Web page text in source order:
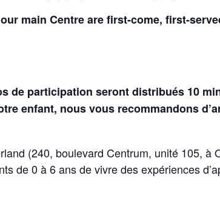
main Centre are first-come, first-
de participation seront distribués 10
enfant, nous vous recommandons
(240, boulevard Centrum, unité 105, à
de 0 à 6 ans de vivre des expériences